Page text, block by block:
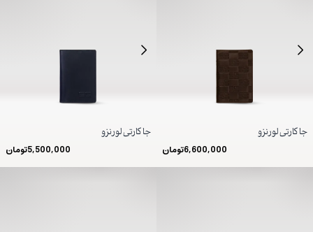
جا کارتی لورنزو
6,600,000تومان
جا کارتی لورنزو
5,500,000تومان